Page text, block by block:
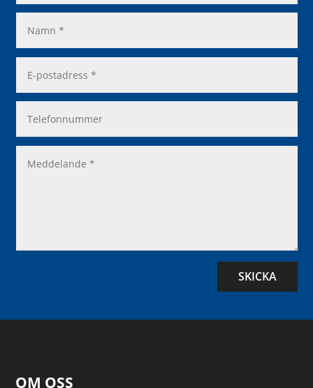
SKICKA
OM OSS